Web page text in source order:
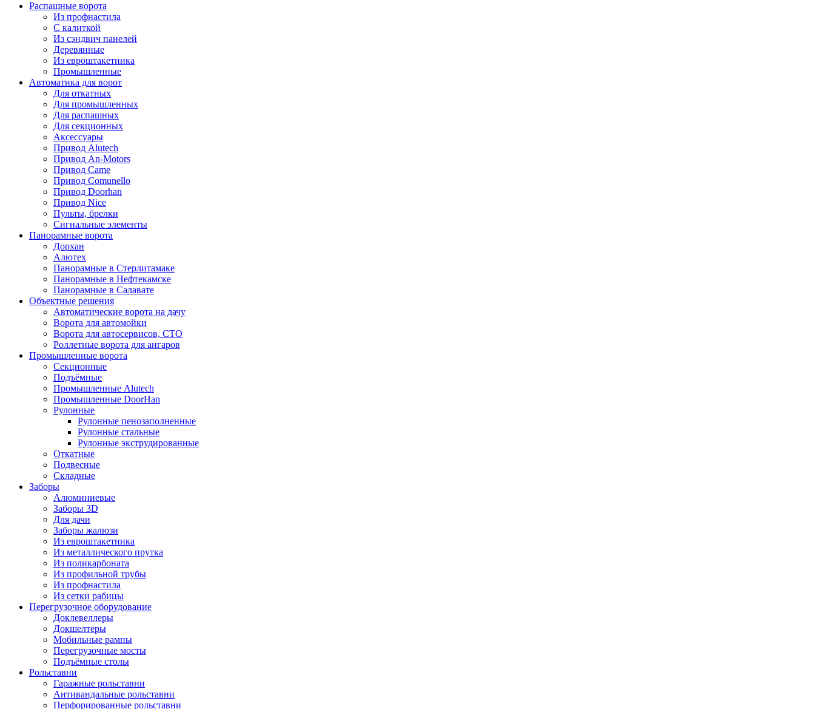
Распашные ворота
Из профнастила
С калиткой
Из сэндвич панелей
Деревянные
Из евроштакетника
Промышленные
Автоматика для ворот
Для откатных
Для промышленных
Для распашных
Для секционных
Аксессуары
Привод Alutech
Привод An-Motors
Привод Came
Привод Comunello
Привод Doorhan
Привод Nice
Пульты, брелки
Сигнальные элементы
Панорамные ворота
Дорхан
Алютех
Панорамные в Стерлитамаке
Панорамные в Нефтекамске
Панорамные в Салавате
Объектные решения
Автоматические ворота на дачу
Ворота для автомойки
Ворота для автосервисов, СТО
Роллетные ворота для ангаров
Промышленные ворота
Секционные
Подъёмные
Промышленные Alutech
Промышленные DoorHan
Рулонные
Рулонные пенoзаполненные
Рулонные стальные
Рулонные экструдированные
Откатные
Подвесные
Складные
Заборы
Алюминиевые
Заборы 3D
Для дачи
Заборы жалюзи
Из евроштакетника
Из металлического прутка
Из поликарбоната
Из профильной трубы
Из профнастила
Из сетки рабицы
Перегрузочное оборудование
Доклевеллеры
Докшелтеры
Мобильные рампы
Перегрузочные мосты
Подъёмные столы
Рольставни
Гаражные рольставни
Антивандальные рольставни
Перфорированные рольставни